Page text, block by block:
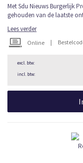
Met Sdu Nieuws Burgerlijk
gehouden van de laatste
Lees verder
Online |